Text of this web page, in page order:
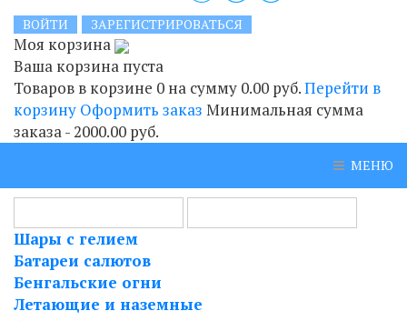
ВОЙТИ ЗАРЕГИСТРИРОВАТЬСЯ
Моя корзина
Ваша корзина пуста
Товаров в корзине 0 на сумму 0.00 руб.Перейти в
корзину Оформить заказ Минимальная сумма
заказа - 2000.00 руб.
МЕНЮ
Шары с гелием
Батареи салютов
Бенгальские огни
Летающие и наземные